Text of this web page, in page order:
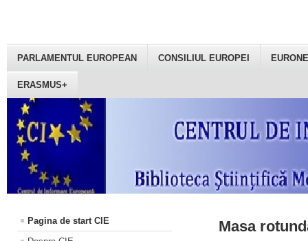
PARLAMENTUL EUROPEAN CONSILIUL EUROPEI
ERASMUS+
Pagina de start CIE
Masa